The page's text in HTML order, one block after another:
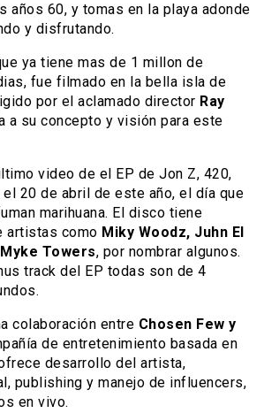
años 60, y tomas en la playa adonde
y disfrutando.
ya tiene mas de 1 millon de
fue filmado en la bella isla de
por el aclamado director Ray
a su concepto y visión para este
video de el EP de Jon Z, 420,
20 de abril de este año, el día que
marihuana. El disco tiene
artistas como Miky Woodz, Juhn El
Towers, por nombrar algunos.
track del EP todas son de 4
colaboración entre Chosen Few y
de entretenimiento basada en
desarrollo del artista,
publishing y manejo de influencers,
en vivo.